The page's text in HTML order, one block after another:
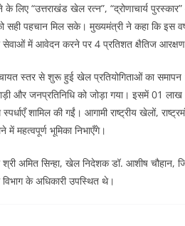
लिए “उत्तराखंड खेल रत्न”, “द्रोणाचार्य
सही पहचान मिल सके। मुख्यमंत्री ने कहा कि इस
सेवाओं में आवेदन करने पर 4 प्रतिशत क्षैतिज आरक्षण
स्तर से शुरू हुई खेल प्रतियोगिताओं का
और जनप्रतिनिधि को जोड़ा गया। इसमें 01
शामिल की गईं। आगामी राष्ट्रीय खेलों,
भूमिका निभाएँगे।
अमित सिन्हा, खेल निदेशक डॉ. आशीष चौहान,
के अधिकारी उपस्थित थे।